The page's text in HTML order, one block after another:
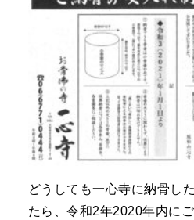
どうしても一心寺に納骨し
たら、令和2年2020年内に